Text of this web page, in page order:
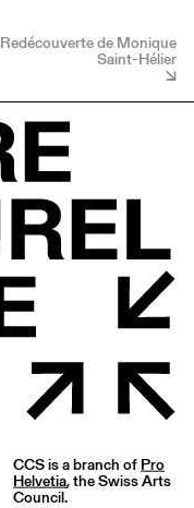
Redécouverte de Monique
Saint-Hélier
CCS is a branch of Pro
Helvetia, the Swiss Arts
Council.